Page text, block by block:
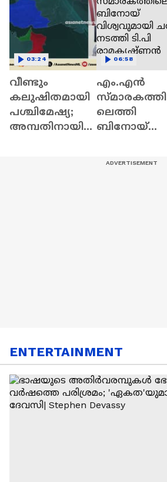
വീണ്ടും
കലുഷിതമായി
പശ്ചിമേഷ്യ;
അമ്പതിനായിര
03:24
എം.എൻ
സ്‌മാരകത്തി
ലെത്തി
ബിനോയ്
06:58
ENTERTAINMENT